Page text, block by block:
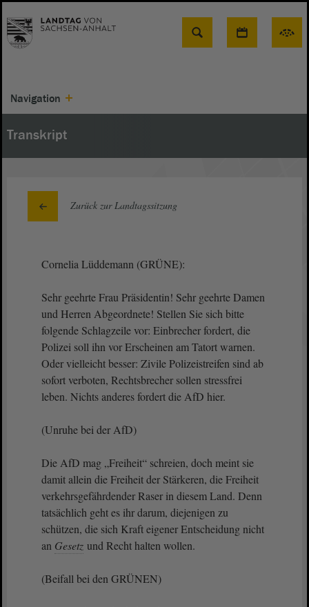
Suche
Navigation
Transkript
Zurück zur Landtagssitzung
Cornelia Lüddemann (GRÜNE):
Sehr geehrte Frau Präsidentin! Sehr geehrte Damen
und Herren Abgeordnete! Stellen Sie sich bitte
folgende Schlagzeile vor: Einbrecher fordert, die
Polizei soll ihn vor Erscheinen am Tatort warnen.
Oder vielleicht besser: Zivile Polizeistreifen sind ab
sofort verboten, Rechtsbrecher sollen stressfrei
leben. Nichts anderes fordert die AfD hier.
(Unruhe bei der AfD)
Die AfD mag „Freiheit“ schreien, doch meint sie
damit allein die Freiheit der Stärkeren, die Freiheit
verkehrsgefährdender Raser in diesem Land. Denn
tatsächlich geht es ihr darum, diejenigen zu
schützen, die sich Kraft eigener Entscheidung nicht
an Gesetz und Recht halten wollen.
(Beifall bei den GRÜNEN)